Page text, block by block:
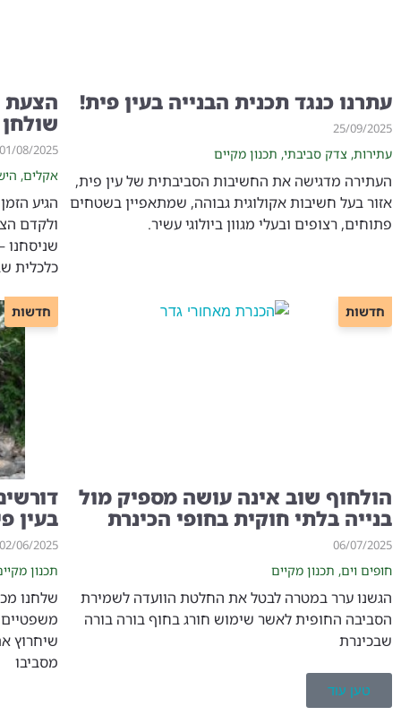
עתרנו כנגד תכנית הבנייה בעין פית!
25/09/2025
עתירות, צדק סביבתי, תכנון מקיים
העתירה מדגישה את החשיבות הסביבתית של עין פית,
אזור בעל חשיבות אקולוגית גבוהה, שמתאפיין בשטחים
פתוחים, רצופים ובעלי מגוון ביולוגי עשיר.
הצעת
01/08/2025
אקלים,
הגיע
ולקדם
שניסחנו
כלכלית
חדשות
הולחוף שוב אינה עושה מספיק מול
בנייה בלתי חוקית בחופי הכינרת
06/07/2025
חופים וים, תכנון מקיים
הגשנו ערר במטרה לבטל את החלטת הוועדה לשמירת
הסביבה החופית לאשר שימוש חורג בחוף בורה בורה
שבכינרת
חדשות
בעין
02/06/2025
תכנון
שלחנו
שיחרוץ
מסביבו
טען עוד